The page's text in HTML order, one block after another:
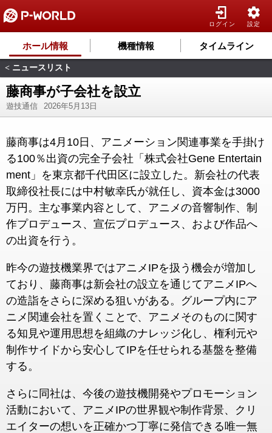
ログイン 設定
ホール情報 機種情報 タイムライン
< ニュースリスト
藤商事が子会社を設立
遊技通信 2026年5月13日
藤商事は4月10日、アニメーション関連事業を手掛け
る100％出資の完全子会社「株式会社Gene Entertain
ment」を東京都千代田区に設立した。新会社の代表
取締役社長には中村敏幸氏が就任し、資本金は3000
万円。主な事業内容として、アニメの音響制作、制
作プロデュース、宣伝プロデュース、および作品へ
の出資を行う。
昨今の遊技機業界ではアニメIPを扱う機会が増加し
ており、藤商事は新会社の設立を通じてアニメIPへ
の造詣をさらに深める狙いがある。グループ内にア
ニメ関連会社を置くことで、アニメそのものに関す
る知見や運用思想を組織のナレッジ化し、権利元や
制作サイドから安心してIPを任せられる基盤を整備
する。
さらに同社は、今後の遊技機開発やプロモーション
活動において、アニメIPの世界観や制作背景、クリ
エイターの想いを正確かつ丁寧に発信できる唯一無